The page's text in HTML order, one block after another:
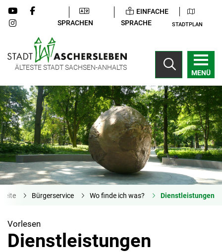
SPRACHEN
EINFACHE
SPRACHE
STADTPLAN
ÄLTESTE STADT SACHSEN-ANHALTS
MENÜ
Bürgerservice Wo finde ich was? Dienstleistungen
Vorlesen
Dienstleistungen